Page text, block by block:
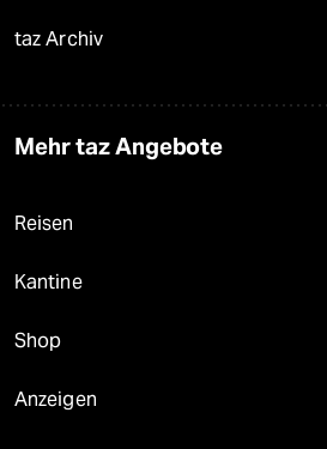
taz Archiv
Mehr taz Angebote
Reisen
Kantine
Shop
Anzeigen